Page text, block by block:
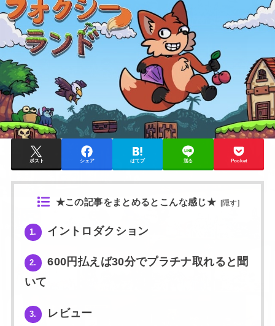
ポスト シェア はてブ 送る Pocket
★この記事をまとめるとこんな感じ★ [隠す]
1. イントロダクション
2.
600円払えば30分でプラチナ取れると聞
いて
3. レビュー